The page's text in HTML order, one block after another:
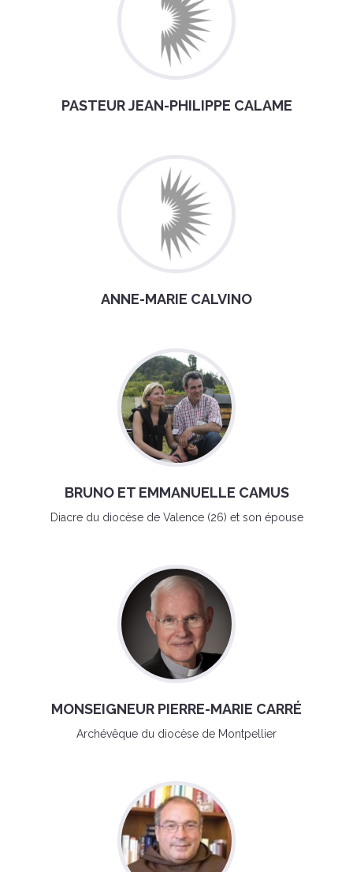
PASTEUR JEAN-PHILIPPE CALAME
ANNE-MARIE CALVINO
BRUNO ET EMMANUELLE CAMUS
Diacre du diocèse de Valence (26) et son épouse
MONSEIGNEUR PIERRE-MARIE CARRÉ
Archévêque du diocèse de Montpellier